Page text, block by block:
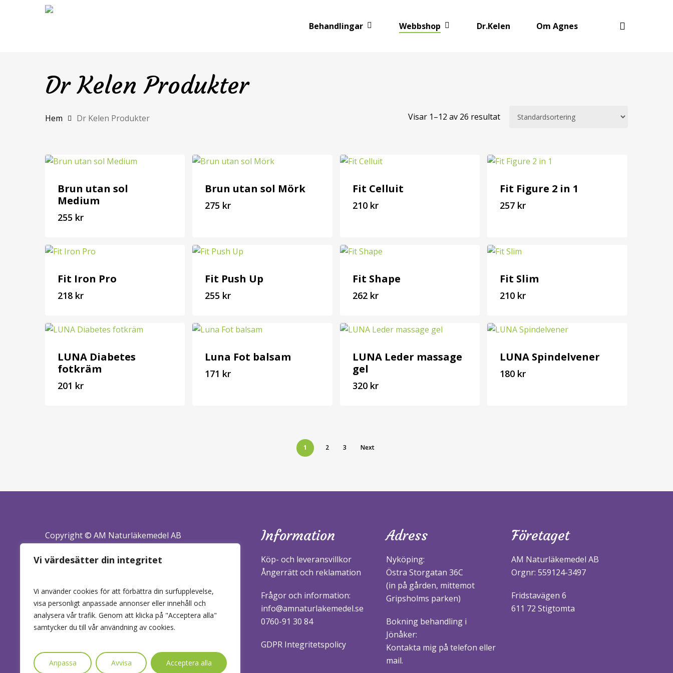
Vi värdesätter din integritet
Vi använder cookies för att förbättra din surfupplevelse,
visa personligt anpassade annonser eller innehåll och
analysera vår trafik. Genom att klicka på "Acceptera alla"
samtycker du till vår användning av cookies.
Anpassa Avvisa Acceptera alla
Behandlingar Webbshop Dr.Kelen Om Agnes
Dr Kelen Produkter
Visar 1–12 av 26 resultat
Hem Dr Kelen Produkter
Brun utan sol
Medium
255 kr
255
Brun utan sol Mörk
275 kr
Fit Celluit
210 kr
Fit Figure 2 in 1
257 kr
Fit Iron Pro
218 kr
218
Fit Push Up
255 kr
255
Fit Shape
262 kr
262
Fit Slim
210 kr
210
LUNA Diabetes
fotkräm
201 kr
201
Luna Fot balsam
171 kr
LUNA Leder massage
gel
320 kr
320
LUNA Spindelvener
180 kr
1 2 3 Next
Copyright © AM Naturläkemedel AB
Information
Köp- och leveransvillkor
Ångerrätt och reklamation
Frågor och information:
info@amnaturlakemedel.se
0760-91 30 84
GDPR Integritetspolicy
Adress
Nyköping:
Östra Storgatan 36C
(in på gården, mittemot
Gripsholms parken)
Bokning behandling i
Jönåker:
Kontakta mig på telefon eller
mail.
Företaget
AM Naturläkemedel AB
Orgnr: 559124-3497
Fridstavägen 6
611 72 Stigtomta